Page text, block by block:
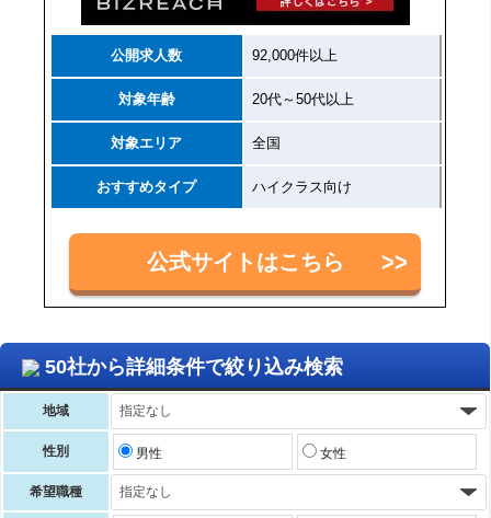
公開求人数 92,000件以上
対象年齢 20代～50代以上
対象エリア 全国
おすすめタイプ ハイクラス向け
公式サイトはこちら
50社から詳細条件で絞り込み検索
地域
性別 男性 女性
希望職種